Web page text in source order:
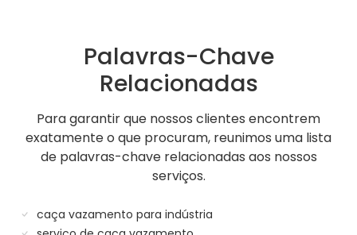
Palavras-Chave
Relacionadas
Para garantir que nossos clientes encontrem
exatamente o que procuram, reunimos uma lista
de palavras-chave relacionadas aos nossos
serviços.
caça vazamento para indústria